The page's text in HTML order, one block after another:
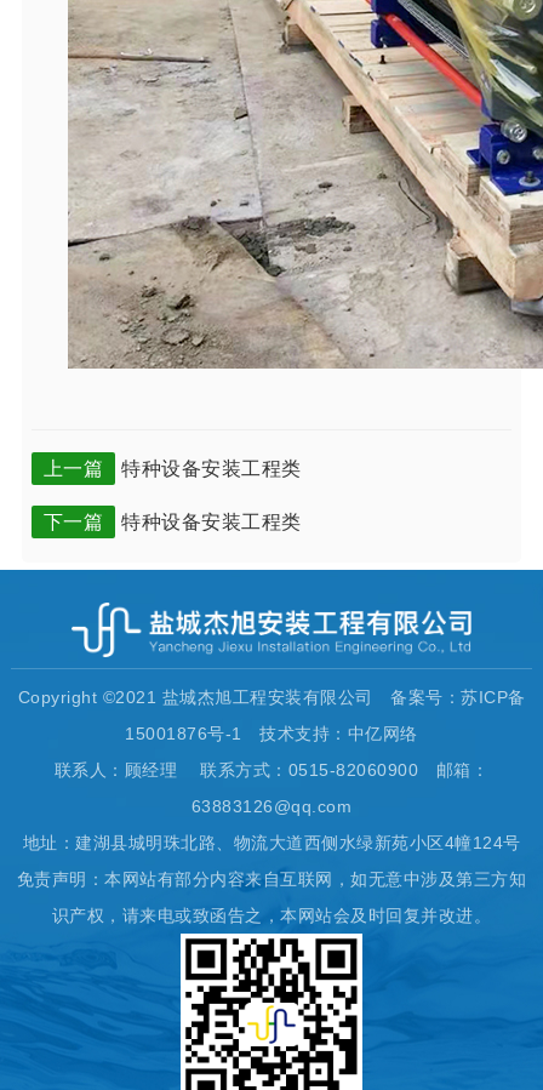
上一篇 特种设备安装工程类
下一篇 特种设备安装工程类
Copyright ©2021 盐城杰旭工程安装有限公司 备案号：苏ICP备
15001876号-1 技术支持：中亿网络
联系人：顾经理 联系方式：0515-82060900 邮箱：
63883126@qq.com
地址：建湖县城明珠北路、物流大道西侧水绿新苑小区4幢124号
免责声明：本网站有部分内容来自互联网，如无意中涉及第三方知
识产权，请来电或致函告之，本网站会及时回复并改进。